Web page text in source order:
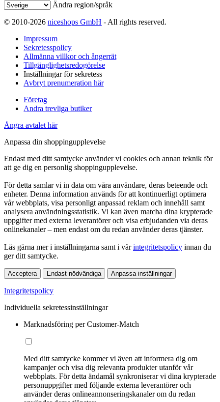
Ändra region/språk
© 2010-2026 niceshops GmbH - All rights reserved.
Impressum
Sekretesspolicy
Allmänna villkor och ångerrät
Tillgänglighetsredogörelse
Inställningar för sekretess
Avbryt prenumeration här
Företag
Andra trevliga butiker
Ångra avtalet här
Anpassa din shoppingupplevelse
Endast med ditt samtycke använder vi cookies och annan teknik för
att ge dig en personlig shoppingupplevelse.
För detta samlar vi in data om våra användare, deras beteende och
enheter. Denna information används för att kontinuerligt optimera
vår webbplats, visa personligt anpassad reklam och innehåll samt
analysera användningsstatistik. Vi kan även matcha dina krypterade
uppgifter med externa leverantörer och visa erbjudanden via deras
onlinekanaler – men endast om du redan använder deras tjänster.
Läs gärna mer i inställningarna samt i vårintegritetspolicy innan du
ger ditt samtycke.
Acceptera Endast nödvändiga Anpassa inställningar
Integritetspolicy
Individuella sekretessinställningar
Marknadsföring per Customer-Match
Med ditt samtycke kommer vi även att informera dig om
kampanjer och visa dig relevanta produkter utanför vår
webbplats. För detta ändamål synkroniserar vi dina krypterade
personuppgifter med följande externa leverantörer och
använder deras onlineannonseringskanaler om du redan